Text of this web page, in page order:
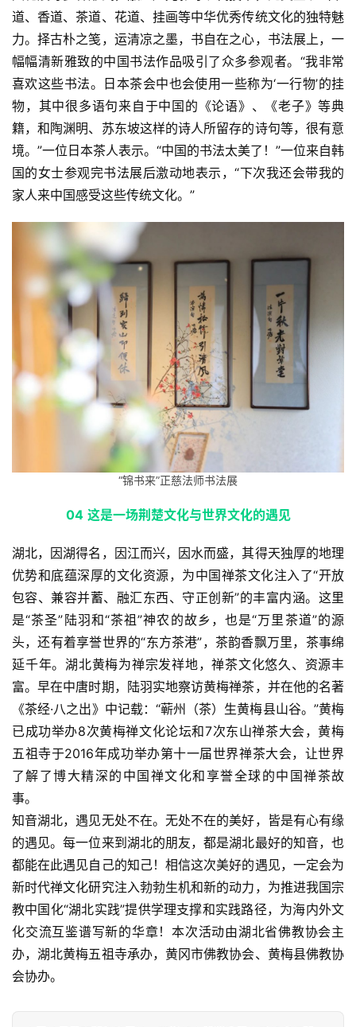
教
人
物
寺
院
巡
礼
视
频
艺
法
责
声
明
登录 注册
道、香道、茶道、花道、挂画等中华优秀传统文化的独特魅
力。择古朴之笺，运清凉之墨，书自在之心，书法展上，一
幅幅清新雅致的中国书法作品吸引了众多参观者。“我非常
喜欢这些书法。日本茶会中也会使用一些称为‘一行物’的挂
物，其中很多语句来自于中国的《论语》、《老子》等典
籍，和陶渊明、苏东坡这样的诗人所留存的诗句等，很有意
境。”一位日本茶人表示。“中国的书法太美了！”一位来自韩
国的女士参观完书法展后激动地表示，“下次我还会带我的
家人来中国感受这些传统文化。”
“锦书来”正慈法师书法展
04 这是一场荆楚文化与世界文化的遇见
湖北，因湖得名，因江而兴，因水而盛，其得天独厚的地理
优势和底蕴深厚的文化资源，为中国禅茶文化注入了“开放
包容、兼容并蓄、融汇东西、守正创新”的丰富内涵。这里
是“茶圣”陆羽和“茶祖”神农的故乡，也是“万里茶道”的源
头，还有着享誉世界的“东方茶港”，茶韵香飘万里，茶事绵
延千年。湖北黄梅为禅宗发祥地，禅茶文化悠久、资源丰
富。早在中唐时期，陆羽实地察访黄梅禅茶，并在他的名著
《茶经·八之出》中记载：“蕲州（茶）生黄梅县山谷。”黄梅
已成功举办8次黄梅禅文化论坛和7次东山禅茶大会，黄梅
五祖寺于2016年成功举办第十一届世界禅茶大会，让世界
了解了博大精深的中国禅文化和享誉全球的中国禅茶故
事。
知音湖北，遇见无处不在。无处不在的美好，皆是有心有缘
的遇见。每一位来到湖北的朋友，都是湖北最好的知音，也
都能在此遇见自己的知己！相信这次美好的遇见，一定会为
新时代禅文化研究注入勃勃生机和新的动力，为推进我国宗
教中国化“湖北实践”提供学理支撑和实践路径，为海内外文
化交流互鉴谱写新的华章！本次活动由湖北省佛教协会主
办，湖北黄梅五祖寺承办，黄冈市佛教协会、黄梅县佛教协
会协办。